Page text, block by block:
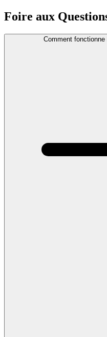
Foire aux
Comment fonctionne